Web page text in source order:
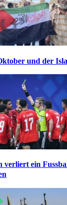
und der
verliert ein